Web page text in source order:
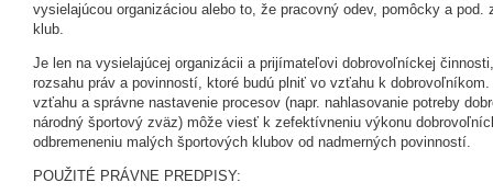
vysielajúcou organizáciou alebo to, že pracovný odev, pomôcky a
klub.
Je len na vysielajúcej organizácii a prijímateľovi dobrovoľníckej
rozsahu práv a povinností, ktoré budú plniť vo vzťahu k
vzťahu a správne nastavenie procesov (napr. nahlasovanie potreby
národný športový zväz) môže viesť k zefektívneniu výkonu
odbremeneniu malých športových klubov od nadmerných povinností.
POUŽITÉ PRÁVNE PREDPISY: